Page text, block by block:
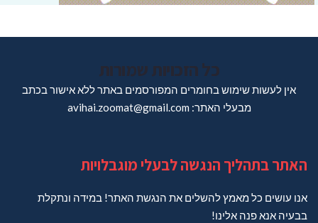
כל הזכויות שמורות
אין לעשות שימוש בחומרים המפורסמים באתר ללא אישור בכתב
מבעלי האתר: avihai.zoomat@gmail.com
האתר בתהליך הנגשה לבעלי מוגבלויות
אנו עושים כל מאמץ להשלים את הנגשת האתר! במידה ונתקלת
בבעיה אנא פנה אלינו!